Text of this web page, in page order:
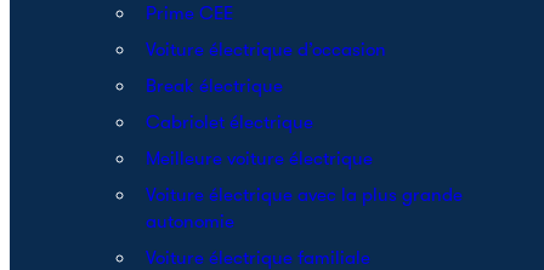
Prime CEE
Voiture électrique d’occasion
Break électrique
Cabriolet électrique
Meilleure voiture électrique
Voiture électrique avec la plus grande
autonomie
Voiture électrique familiale